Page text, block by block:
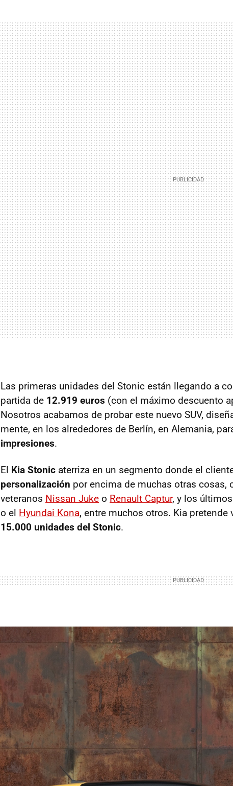
Las primeras unidades del Stonic están llegando a
partida de 12.919 euros (con el máximo descuento
Nosotros acabamos de probar este nuevo SUV,
mente, en los alrededores de Berlín, en Alemania,
impresiones.
El Kia Stonic aterriza en un segmento donde el
personalización por encima de muchas otras
veteranos Nissan Juke o Renault Captur, y los
o el Hyundai Kona, entre muchos otros. Kia pretende
15.000 unidades del Stonic.